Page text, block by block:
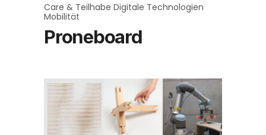
Care & Teilhabe Digitale Technologien
Mobilität
Proneboard